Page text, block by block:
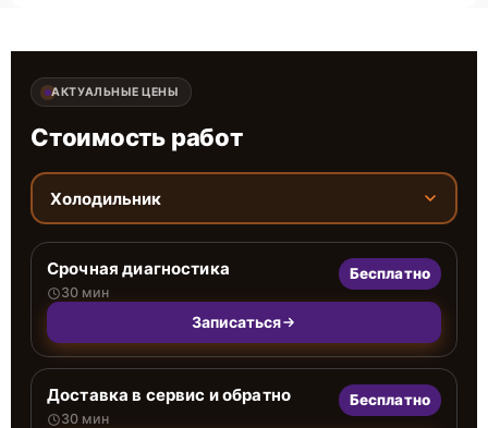
АКТУАЛЬНЫЕ ЦЕНЫ
Стоимость работ
Холодильник
Срочная диагностика
30 мин
Бесплатно
Записаться
Доставка в сервис и обратно
30 мин
Бесплатно